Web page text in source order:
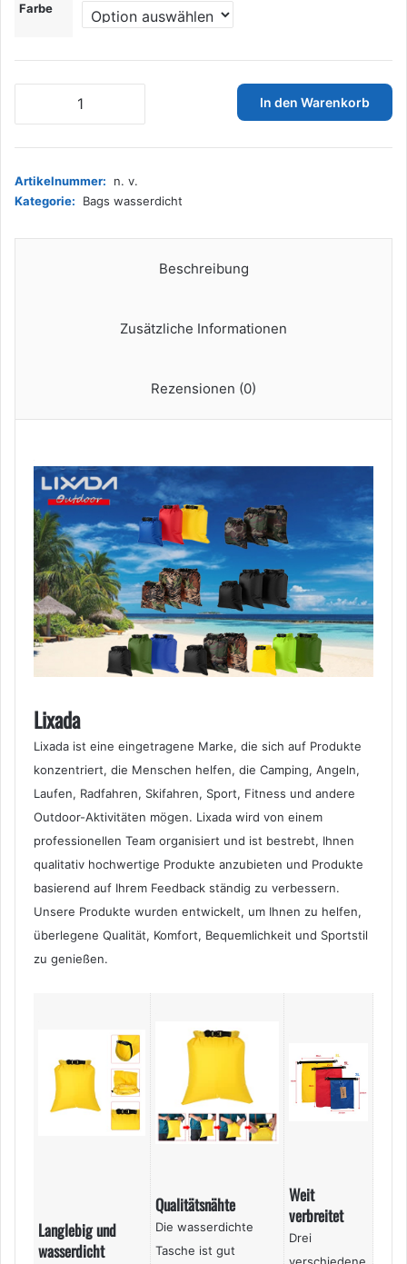
Farbe
wasserdichter
3
3
L
Camping,
Menge
In den Warenkorb
Artikelnummer:
n. v.
Kategorie:
Bags wasserdicht
Beschreibung
Zusätzliche Informationen
Rezensionen (0)
Lixada
Lixada ist eine eingetragene Marke, die sich auf Produkte
konzentriert, die Menschen helfen, die Camping, Angeln,
Laufen, Radfahren, Skifahren, Sport, Fitness und andere
Outdoor-Aktivitäten mögen. Lixada wird von einem
professionellen Team organisiert und ist bestrebt, Ihnen
qualitativ hochwertige Produkte anzubieten und Produkte
basierend auf Ihrem Feedback ständig zu verbessern.
Unsere Produkte wurden entwickelt, um Ihnen zu helfen,
überlegene Qualität, Komfort, Bequemlichkeit und Sportstil
zu genießen.
Langlebig und
wasserdicht
Qualitätsnähte
Die wasserdichte
Tasche ist gut
Weit
verbreitet
Drei
verschiedene